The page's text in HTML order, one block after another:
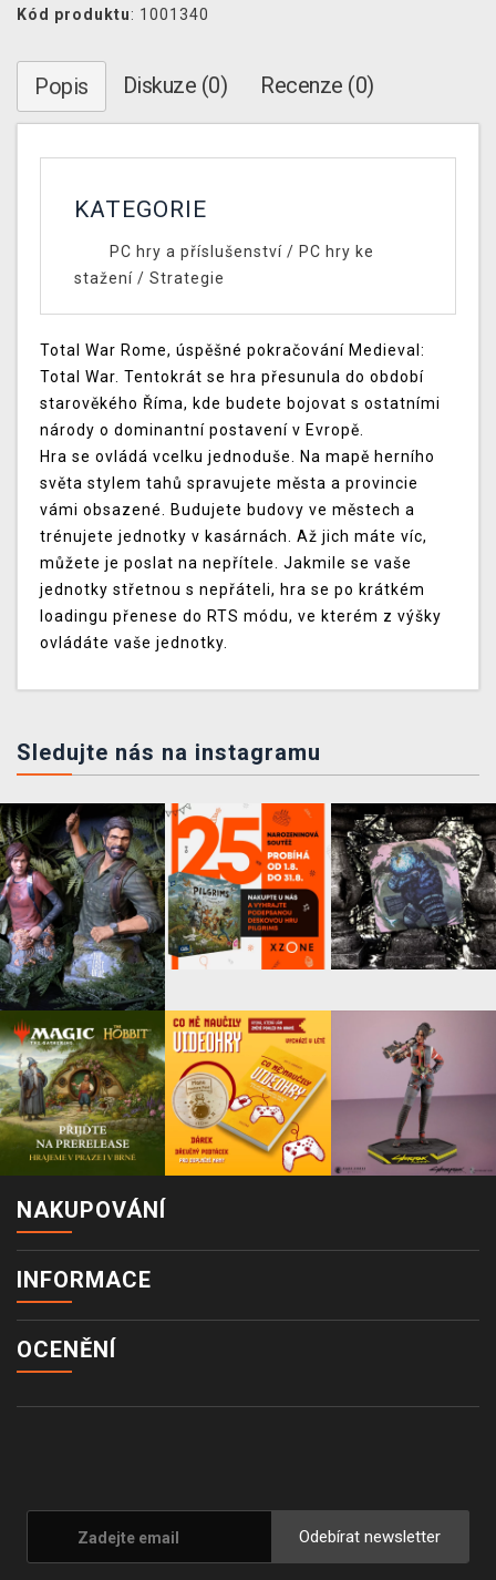
Kód produktu: 1001340
Popis Diskuze (0) Recenze (0)
KATEGORIE
PC hry a příslušenství/ PC hry ke
stažení / Strategie
Total War Rome, úspěšné pokračování Medieval:
Total War. Tentokrát se hra přesunula do období
starověkého Říma, kde budete bojovat s ostatními
národy o dominantní postavení v Evropě.
Hra se ovládá vcelku jednoduše. Na mapě herního
světa stylem tahů spravujete města a provincie
vámi obsazené. Budujete budovy ve městech a
trénujete jednotky v kasárnách. Až jich máte víc,
můžete je poslat na nepřítele. Jakmile se vaše
jednotky střetnou s nepřáteli, hra se po krátkém
loadingu přenese do RTS módu, ve kterém z výšky
ovládáte vaše jednotky.
Sledujte nás na instagramu
NAKUPOVÁNÍ
INFORMACE
OCENĚNÍ
Odebírat newsletter